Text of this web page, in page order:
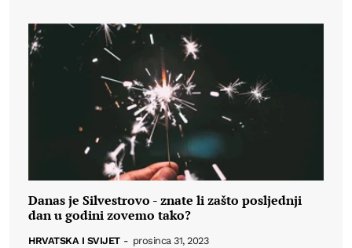
Danas je Silvestrovo - znate li zašto posljednji
dan u godini zovemo tako?
HRVATSKA I SVIJET - prosinca 31, 2023